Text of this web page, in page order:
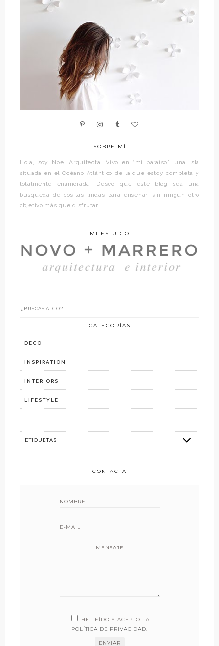
SOBRE MÍ
Hola, soy Noe. Arquitecta. Vivo en “mi paraíso”, una isla
situada en el Océano Atlántico de la que estoy completa y
totalmente enamorada. Deseo que este blog sea una
búsqueda de cositas lindas para enseñar, sin ningún otro
objetivo más que disfrutar.
MI ESTUDIO
CATEGORÍAS
DECO
INSPIRATION
INTERIORS
LIFESTYLE
CONTACTA
MENSAJE
HE LEÍDO Y ACEPTO LA
POLÍTICA DE PRIVACIDAD